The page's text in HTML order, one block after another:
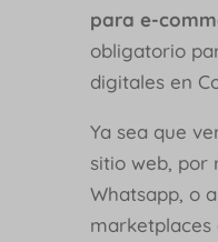
para e-
obligatorio
digitales en
Ya sea que
sitio web, por
Whatsapp, o
marketplaces